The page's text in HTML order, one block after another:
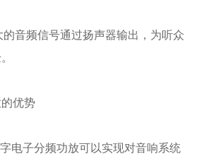
音频信号通过扬声器输出，为听众
优势
电子分频功放可以实现对音响系统